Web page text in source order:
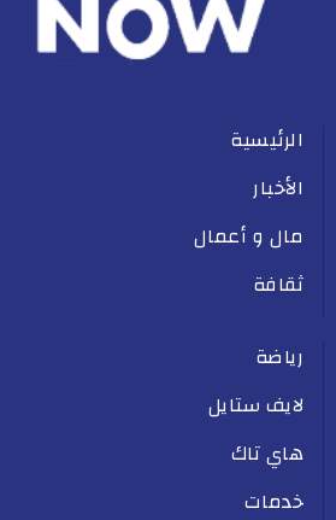
الرئيسية
الأخبار
مال و أعمال
ثقافة
رياضة
لايف ستايل
هاي تاك
خدمات